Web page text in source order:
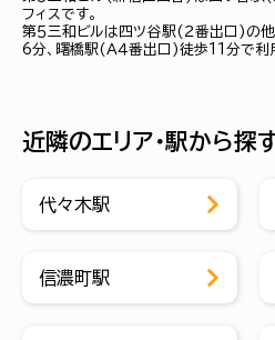
フィスです。
第５三和ビルは四ツ谷駅(２番出口)の
6分、曙橋駅(Ａ４番出口)徒歩11分で利
近隣のエリア・駅から探
代々木駅
信濃町駅